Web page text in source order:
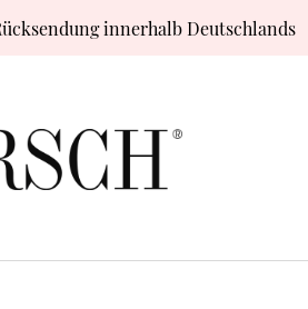
innerhalb Deutschlands